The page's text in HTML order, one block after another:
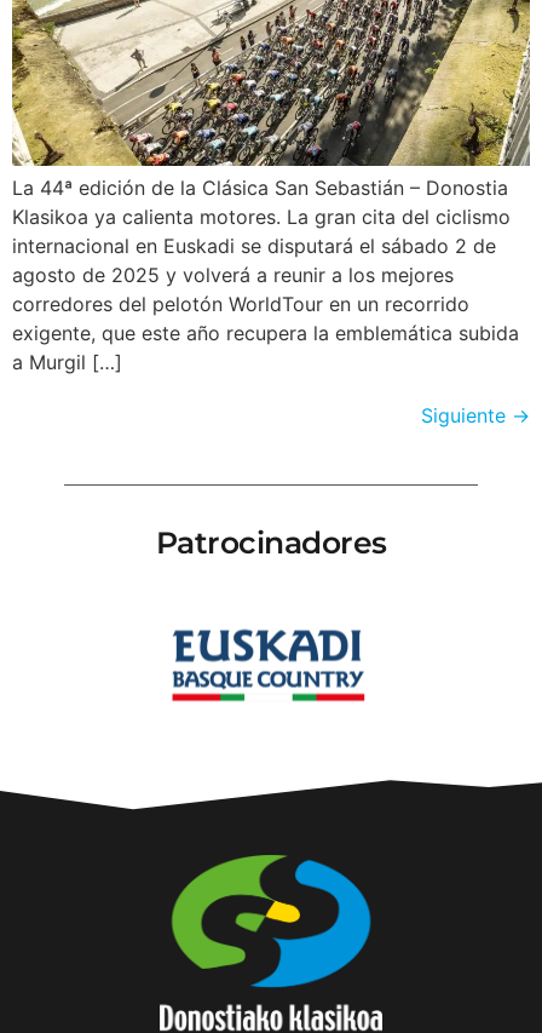
La 44ª edición de la Clásica San Sebastián – Donostia
Klasikoa ya calienta motores. La gran cita del ciclismo
internacional en Euskadi se disputará el sábado 2 de
agosto de 2025 y volverá a reunir a los mejores
corredores del pelotón WorldTour en un recorrido
exigente, que este año recupera la emblemática subida
a Murgil […]
Siguiente →
Patrocinadores